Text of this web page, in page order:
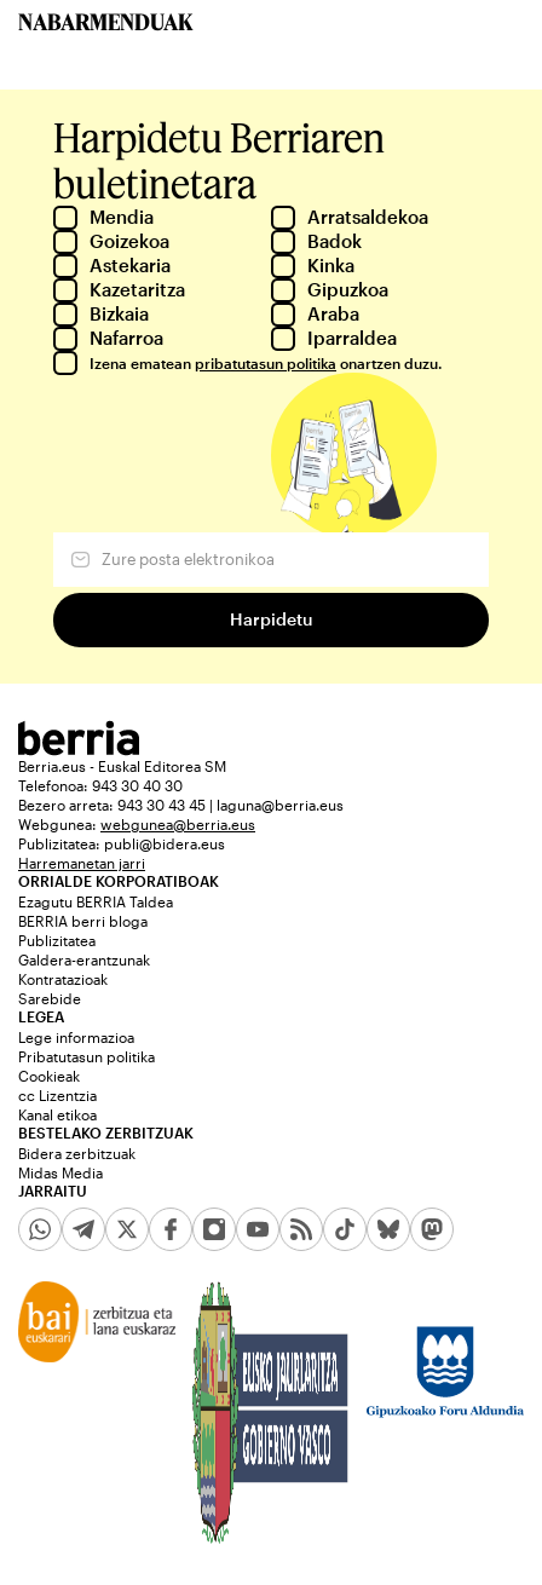
NABARMENDUAK
Harpidetu Berriaren
buletinetara
Mendia
Arratsaldekoa
Goizekoa
Badok
Astekaria
Kinka
Kazetaritza
Gipuzkoa
Bizkaia
Araba
Nafarroa
Iparraldea
Izena ematean pribatutasun politika onartzen duzu.
Berria.eus - Euskal Editorea SM
Telefonoa: 943 30 40 30
Bezero arreta: 943 30 43 45 | laguna@berria.eus
Webgunea: webgunea@berria.eus
Publizitatea: publi@bidera.eus
Harremanetan jarri
ORRIALDE KORPORATIBOAK
Ezagutu BERRIA Taldea
BERRIA berri bloga
Publizitatea
Galdera-erantzunak
Kontratazioak
Sarebide
JARRAITU
LEGEA
Lege informazioa
Pribatutasun politika
Cookieak
cc Lizentzia
Kanal etikoa
BESTELAKO ZERBITZUAK
Bidera zerbitzuak
Midas Media